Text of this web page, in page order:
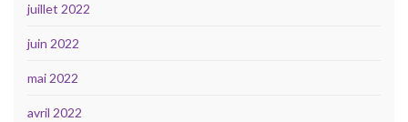
juillet 2022
juin 2022
mai 2022
avril 2022